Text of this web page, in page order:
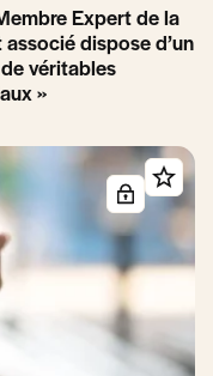
Expert de la
dispose d’un
véritables
»